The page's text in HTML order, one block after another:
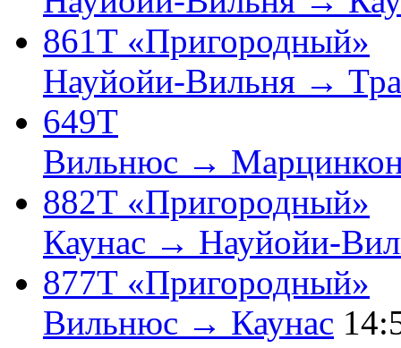
861Т «Пригородный»
Науйойи-Вильня →
649Т
Вильнюс →
882Т «Пригородный»
Каунас → Науйойи-
877Т «Пригородный»
Вильнюс → Каунас